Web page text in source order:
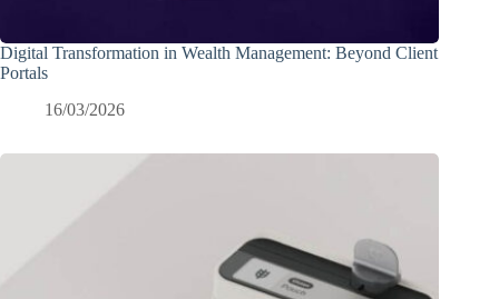
Digital Transformation in Wealth Management: Beyond Client
Portals
16/03/2026